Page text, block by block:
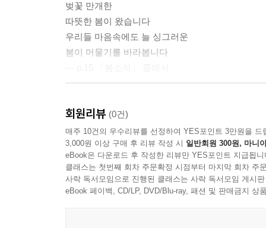
황금빛 기다림_2004
추수가 끝난 들녘_1991
산골의 추억_1991
숲길_2004
고즈넉한 시골풍경_2005
가을의 결실_2005
가을걷이(추수)_2005
바다를 품은 다랑이 논_2005
섬마을의 가을 경치_2005
섬마을 어선_2005
벚꽃 만개한
따뜻한 봄이 왔습니다
우리들 마음속에도 늘 싱그러운
봄이 머물기를 바라봅니다
종일토록 시냇가에서 멱 감으며
건져 올린 다슬기 한 줌,
해 저무는 줄 모르고 물장구치던
아이들의 해맑은 웃음소리
저녁 노을 등에 업고 집으로 돌아오던
그 시절의 여름
회원리뷰 (0건)
매주 10건의 우수리뷰를 선정하여 YES포인트 3만원을 드
3,000원 이상 구매 후 리뷰 작성 시 일반회원 300원, 마니
eBook은 다운로드 후 작성한 리뷰만 YES포인트 지급됩니
클래스는 첫번째 회차 주문확정 시점부터 마지막 회차 주
사락 독서모임으로 진행된 클래스는 사락 독서모임 게시
eBook 페이백, CD/LP, DVD/Blu-ray, 패션 및 판매금지 상